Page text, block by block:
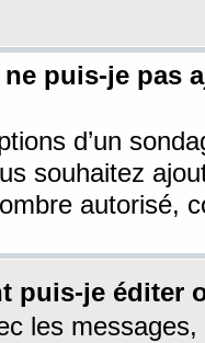
puis-je pas
d’un
souhaitez
autorisé,
puis-je éditer
les